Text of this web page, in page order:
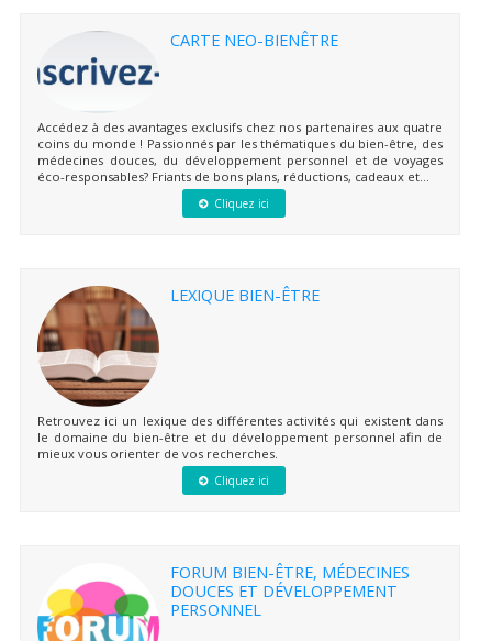
CARTE NEO-BIENÊTRE
Accédez à des avantages exclusifs chez nos partenaires aux quatre
coins du monde ! Passionnés par les thématiques du bien-être, des
médecines douces, du développement personnel et de voyages
éco-responsables? Friants de bons plans, réductions, cadeaux et...
Cliquez ici
LEXIQUE BIEN-ÊTRE
Retrouvez ici un lexique des différentes activités qui existent dans
le domaine du bien-être et du développement personnel afin de
mieux vous orienter de vos recherches.
Cliquez ici
FORUM BIEN-ÊTRE, MÉDECINES
DOUCES ET DÉVELOPPEMENT
PERSONNEL